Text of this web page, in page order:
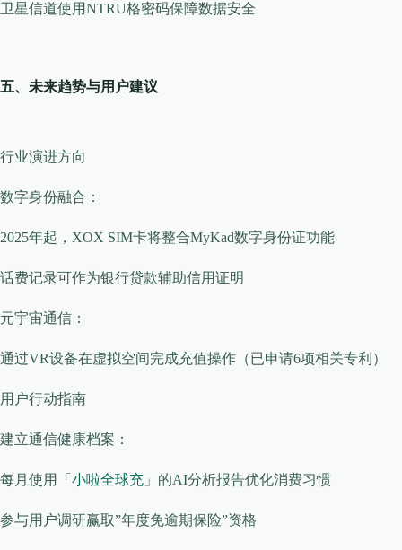
卫星信道使用NTRU格密码保障数据安全
五、未来趋势与用户建议
行业演进方向
​​数字身份融合​​：
2025年起，XOX SIM卡将整合MyKad数字身份证功能
话费记录可作为银行贷款辅助信用证明
​​元宇宙通信​​：
通过VR设备在虚拟空间完成充值操作（已申请6项相关专利）
用户行动指南
​​建立通信健康档案​​：
每月使用「 小啦全球充 」的AI分析报告优化消费习惯
参与用户调研赢取”年度免逾期保险”资格